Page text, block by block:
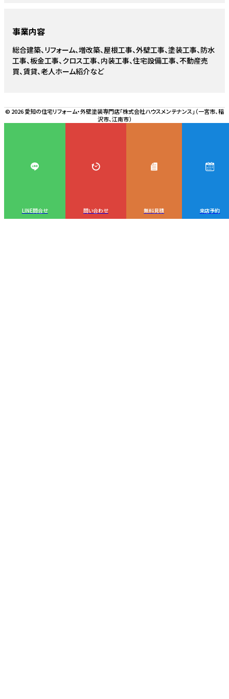
事業内容
総合建築、リフォーム、増改築、屋根工事、外壁工事、塗装工事、防水
工事、板金工事、クロス工事、内装工事、住宅設備工事、不動産売
買、賃貸、老人ホーム紹介など
© 2026 愛知の住宅リフォーム・外壁塗装専門店「株式会社ハウスメンテナンス」（一宮市、稲
沢市、江南市）
LINE問合せ 問い合わせ 無料見積 来店予約